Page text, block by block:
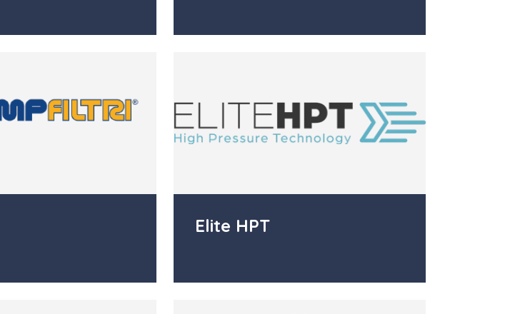
Elite HPT